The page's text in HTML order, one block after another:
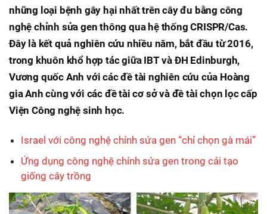
những loại bệnh gây hại nhất trên cây đu bằng công
nghệ chỉnh sửa gen thông qua hệ thống CRISPR/Cas.
Đây là kết quả nghiên cứu nhiều năm, bắt đầu từ 2016,
trong khuôn khổ hợp tác giữa IBT và ĐH Edinburgh,
Vương quốc Anh với các đề tài nghiên cứu của Hoàng
gia Anh cùng với các đề tài cơ sở và đề tài chọn lọc cấp
Viện Công nghệ sinh học.
Israel với công nghệ chỉnh sửa gen “chỉ chọn gà mái”
Ứng dụng công nghệ chỉnh sửa gen trong cải tạo
giống cây trồng